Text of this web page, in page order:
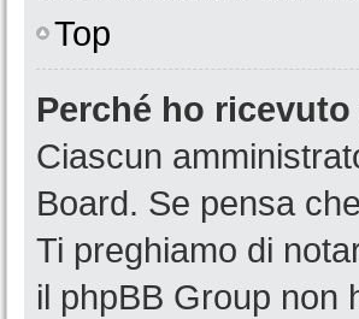
Top
Perché ho
Ciascun
Board. Se pensa
Ti preghiamo di
il phpBB Group non